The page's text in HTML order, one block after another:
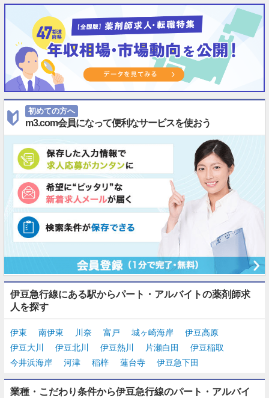
初めての方へ
m3.com会員になって便利なサービスを使おう
伊豆急行線にある駅からパート・アルバイトの薬剤師求
人を探す
伊東 南伊東 川奈 富戸 城ヶ崎海岸
伊豆高原
伊豆大川
伊豆北川 伊豆熱川 片瀬白田
伊豆稲取
今井浜海岸
河津 稲梓 蓮台寺 伊豆急下田
業種・こだわり条件から伊豆急行線のパート・アルバイ